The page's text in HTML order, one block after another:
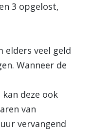
3 opgelost,
elders veel geld
Wanneer de
deze ook
van
vervangend